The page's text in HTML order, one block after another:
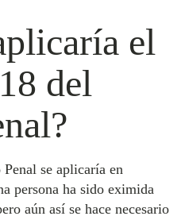
el
del
se aplicaría en
persona ha sido eximida
aún así se hace necesario